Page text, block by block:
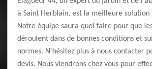
à Saint Herblain, est la meilleure solution
Notre équipe saura quoi faire pour que
déroulent dans de bonnes conditions et
normes. N'hésitez plus à nous contacter
devis. Nous viendrons chez vous pour